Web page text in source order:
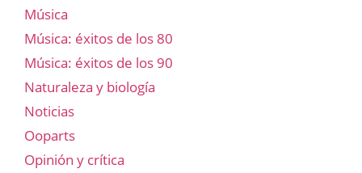
Música
Música: éxitos de los 80
Música: éxitos de los 90
Naturaleza y biología
Noticias
Ooparts
Opinión y crítica